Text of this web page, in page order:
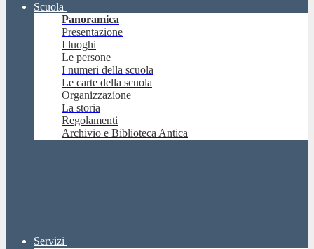
Scuola
Panoramica
Presentazione
I luoghi
Le persone
I numeri della scuola
Le carte della scuola
Organizzazione
La storia
Regolamenti
Archivio e Biblioteca Antica
Servizi